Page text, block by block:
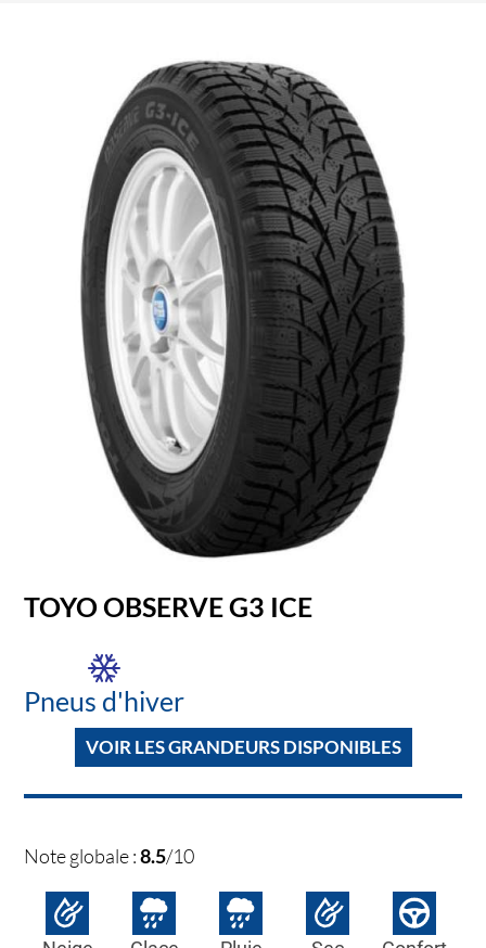
TOYO OBSERVE G3 ICE
Pneus d'hiver
VOIR LES GRANDEURS DISPONIBLES
Note globale :8.5/10